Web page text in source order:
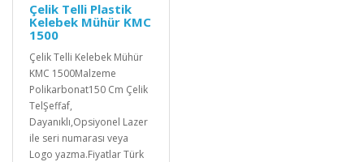
Çelik Telli Plastik
Kelebek Mühür KMC
1500
Çelik Telli Kelebek Mühür
KMC 1500Malzeme
Polikarbonat150 Cm Çelik
TelŞeffaf,
Dayanıklı,Opsiyonel Lazer
ile seri numarası veya
Logo yazma.Fiyatlar Türk